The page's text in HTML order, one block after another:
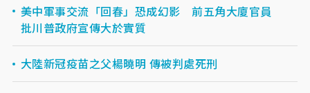
美中軍事交流「回春」恐成幻影 前五角大廈官員
批川普政府宣傳大於實質
大陸新冠疫苗之父楊曉明 傳被判處死刑